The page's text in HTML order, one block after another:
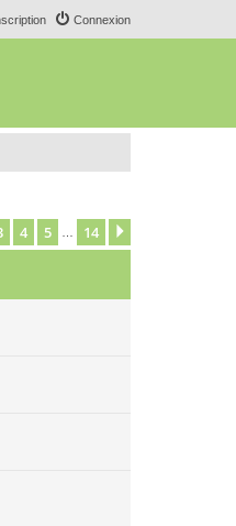
Connexion
14 4 5 14